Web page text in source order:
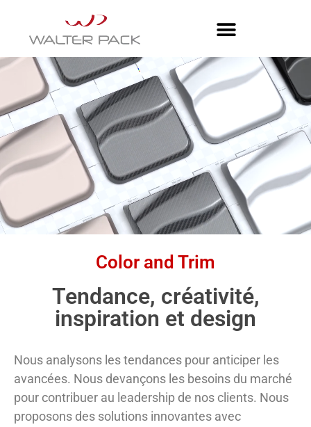
Color and Trim
Tendance, créativité,
inspiration et design
Nous analysons les tendances pour anticiper les
avancées. Nous devançons les besoins du marché
pour contribuer au leadership de nos clients. Nous
proposons des solutions innovantes avec